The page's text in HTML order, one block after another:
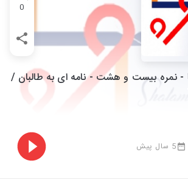
0
- نمره بیست و هشت - نامه ای به طالبان /
5 سال پیش